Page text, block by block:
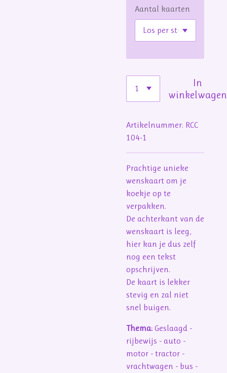
Aantal kaarten
In
winkelwagen
Artikelnummer: RCC
104-1
Prachtige unieke
wenskaart om je
koekje op te
verpakken.
De achterkant van de
wenskaart is leeg,
hier kan je dus zelf
nog een tekst
opschrijven.
De kaart is lekker
stevig en zal niet
snel buigen.
Thema: Geslaagd -
rijbewijs - auto -
motor - tractor -
vrachtwagen - bus -